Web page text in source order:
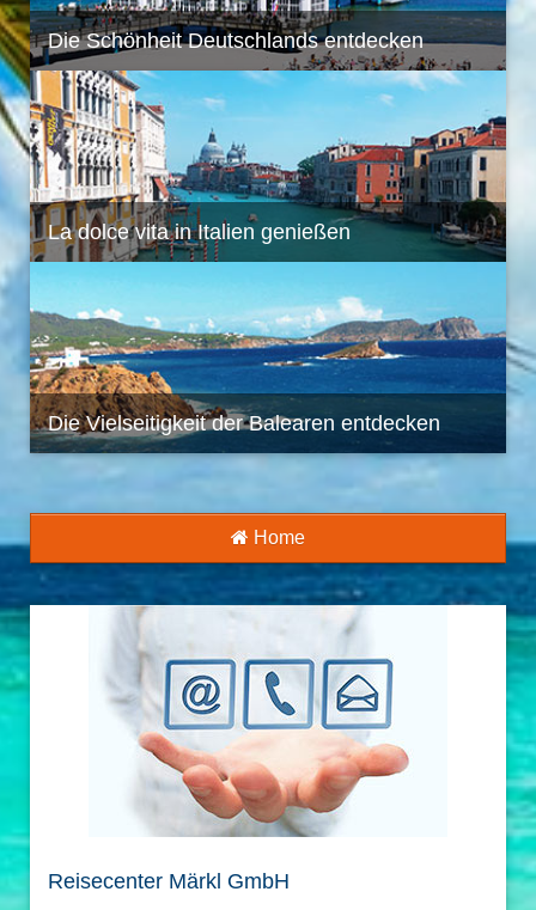
Die Schönheit Deutschlands entdecken
La dolce vita in Italien genießen
Die Vielseitigkeit der Balearen entdecken
Home
Reisecenter Märkl GmbH